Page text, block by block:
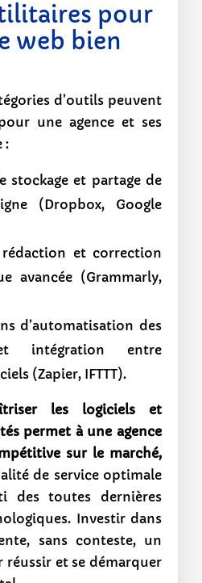
pour
web bien
d’outils peuvent
une agence et ses
:
stockage et partage de
(Dropbox, Google
et correction
avancée (Grammarly,
d’automatisation des
intégration entre
(Zapier, IFTTT).
les logiciels et
permet à une agence
sur le marché,
de service optimale
des toutes dernières
Investir dans
sans conteste, un
et se démarquer